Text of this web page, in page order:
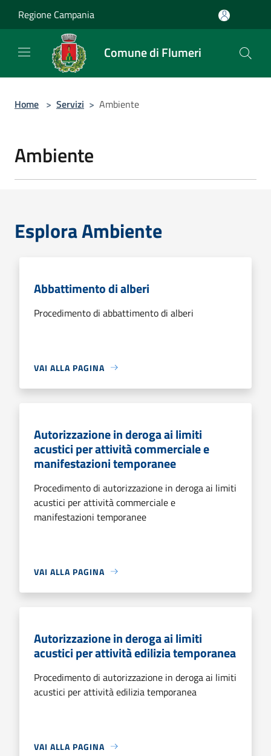
Regione Campania
Comune di Flumeri
Home > Servizi > Ambiente
Ambiente
Esplora Ambiente
Abbattimento di alberi
Procedimento di abbattimento di alberi
VAI ALLA PAGINA
Autorizzazione in deroga ai limiti
acustici per attività commerciale e
manifestazioni temporanee
Procedimento di autorizzazione in deroga ai limiti
acustici per attività commerciale e
manifestazioni temporanee
VAI ALLA PAGINA
Autorizzazione in deroga ai limiti
acustici per attività edilizia temporanea
Procedimento di autorizzazione in deroga ai limiti
acustici per attività edilizia temporanea
VAI ALLA PAGINA